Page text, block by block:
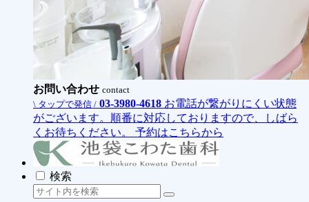
お問い合わせ contact
\ タップで発信 / 03-3980-4618 お電話が繋がりにくい状態
がございます。順番に対応しておりますので、しばら
くお待ちください。
予約はこちらから
検索